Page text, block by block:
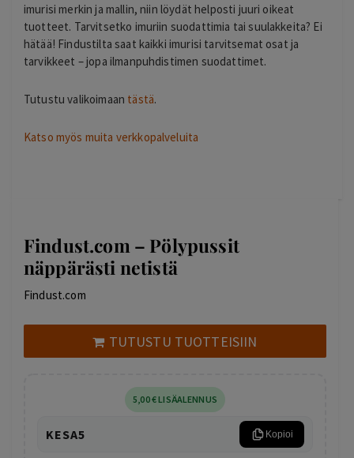
imurisi merkin ja mallin, niin löydät helposti juuri oikeat
tuotteet. Tarvitsetko imuriin suodattimia tai suulakkeita? Ei
hätää! Findustilta saat kaikki imurisi tarvitsemat osat ja
tarvikkeet – jopa ilmanpuhdistimen suodattimet.
Tutustu valikoimaan tästä.
Katso myös muita verkkopalveluita
Findust.com – Pölypussit
näppärästi netistä
Findust.com
TUTUSTU TUOTTEISIIN
5 ,00€LISÄALENNUS
KESA5 Kopioi